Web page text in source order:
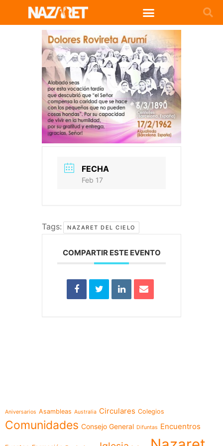
FECHA
Feb 17
Tags: NAZARET DEL CIELO
COMPARTIR ESTE EVENTO
Aniversarios Asambleas Australia Circulares Colegios
Comunidades Consejo General Difuntas Encuentros